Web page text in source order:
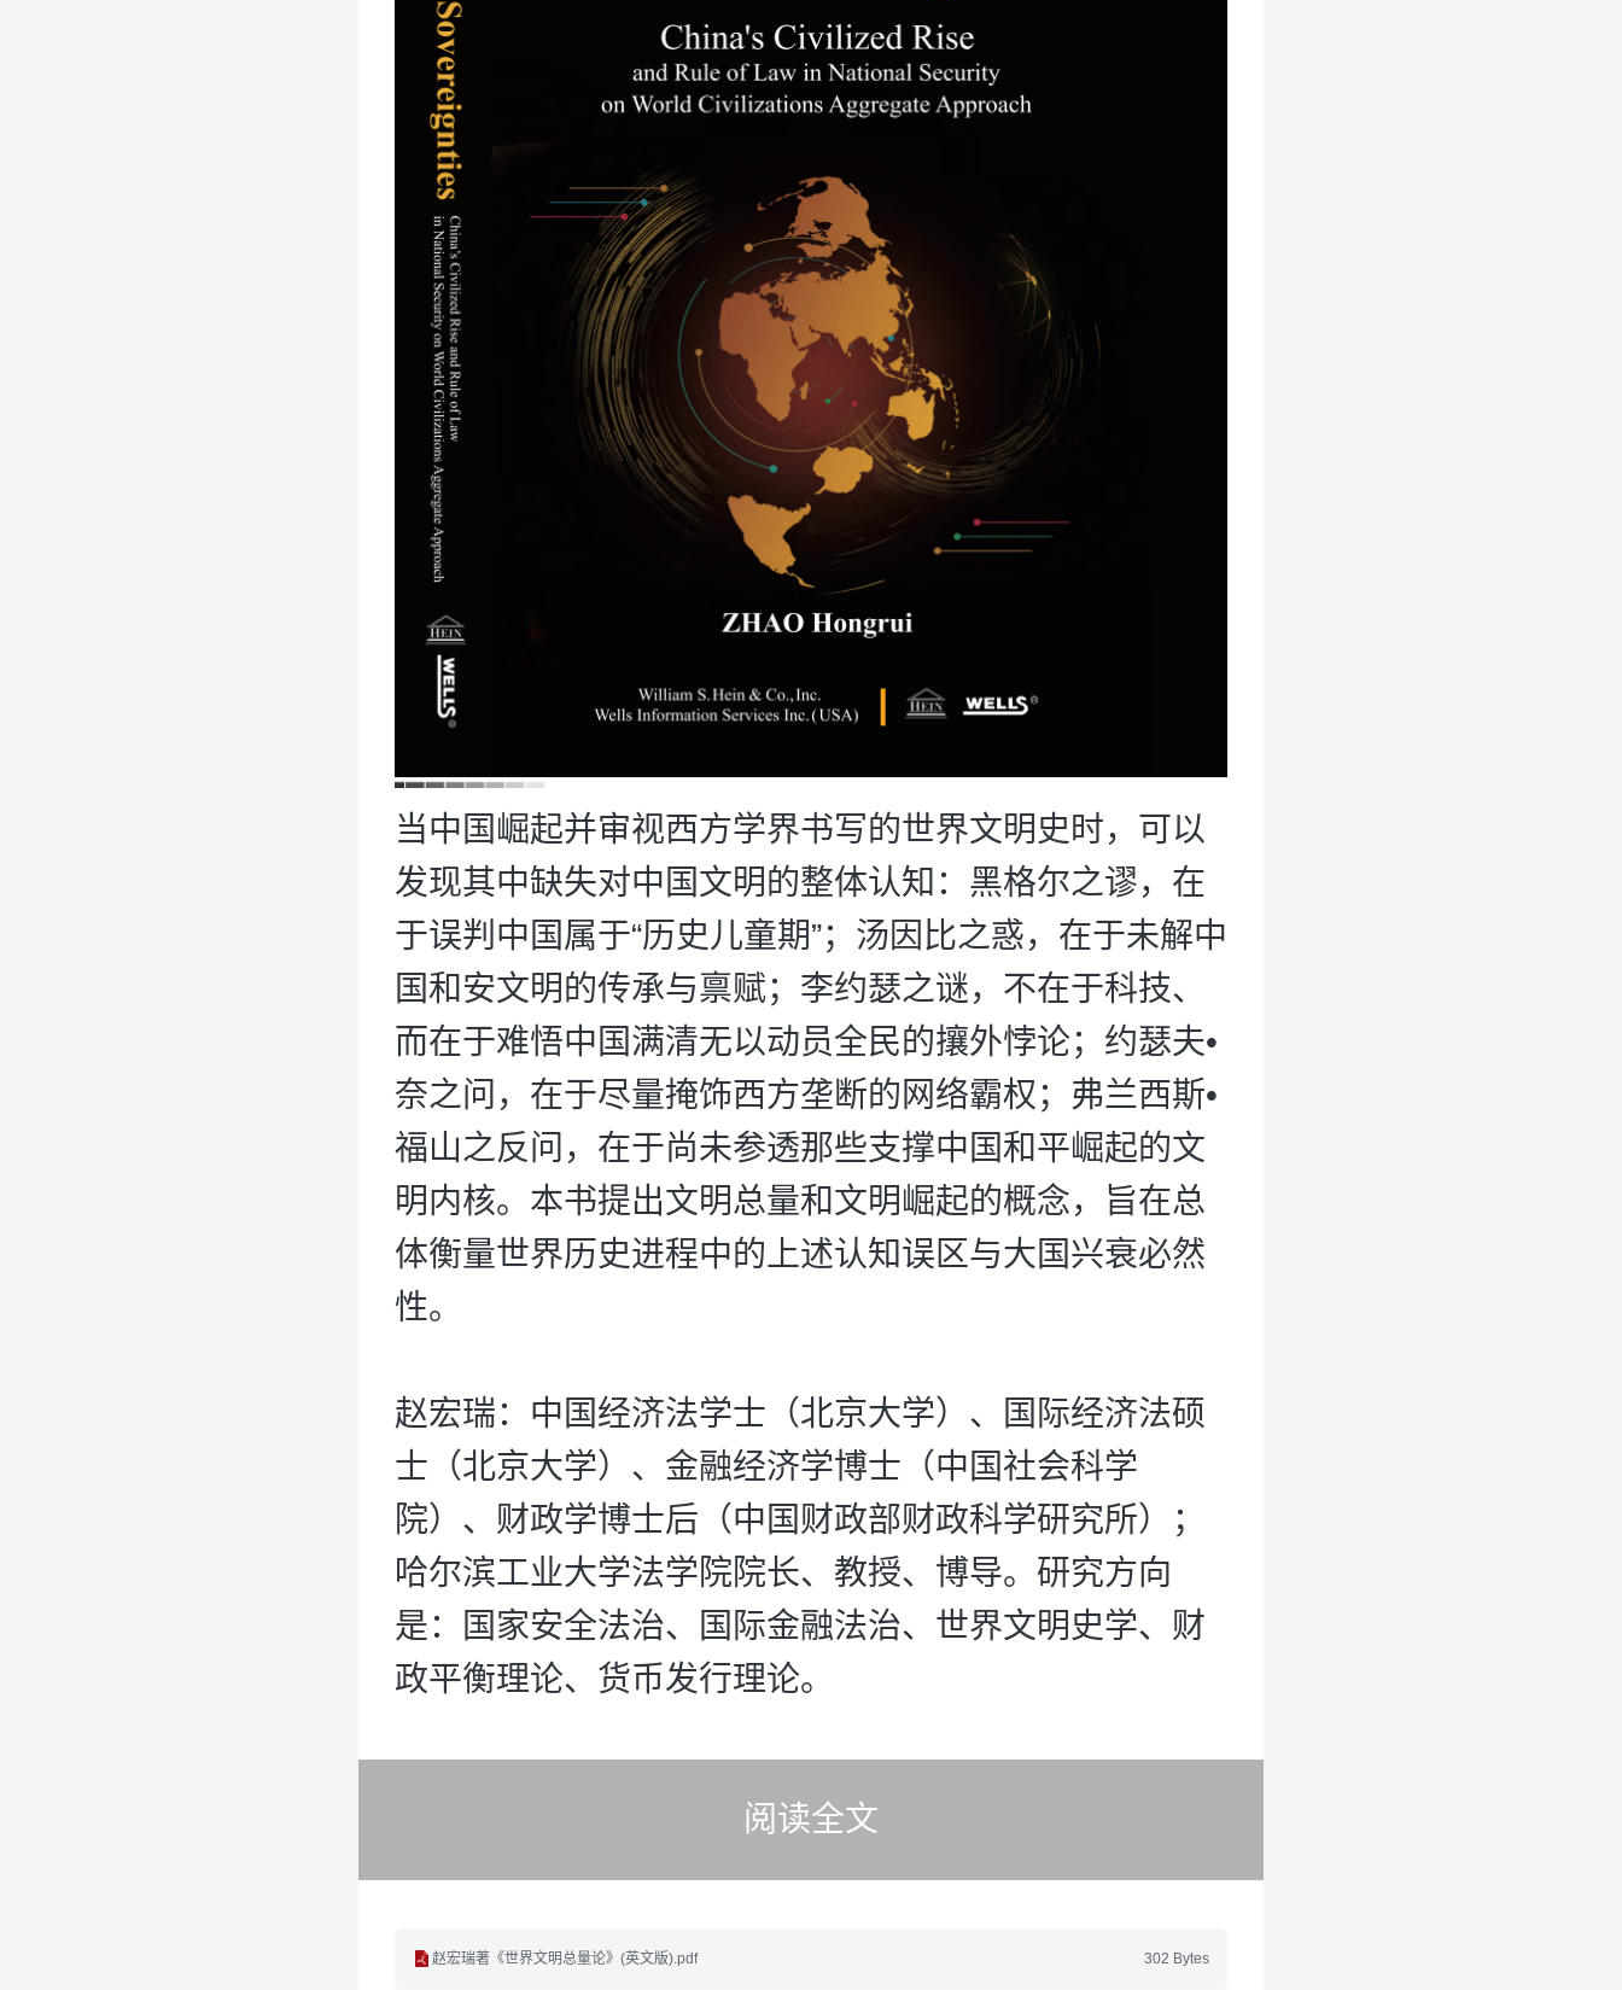
当中国崛起并审视西方学界书写的世界文明史时，可以
发现其中缺失对中国文明的整体认知：黑格尔之谬，在
于误判中国属于“历史儿童期”；汤因比之惑，在于未解中
国和安文明的传承与禀赋；李约瑟之谜，不在于科技、
而在于难悟中国满清无以动员全民的攘外悖论；约瑟夫•
奈之问，在于尽量掩饰西方垄断的网络霸权；弗兰西斯•
福山之反问，在于尚未参透那些支撑中国和平崛起的文
明内核。本书提出文明总量和文明崛起的概念，旨在总
体衡量世界历史进程中的上述认知误区与大国兴衰必然
性。
赵宏瑞：中国经济法学士（北京大学）、国际经济法硕
士（北京大学）、金融经济学博士（中国社会科学
院）、财政学博士后（中国财政部财政科学研究所）；
哈尔滨工业大学法学院院长、教授、博导。研究方向
是：国家安全法治、国际金融法治、世界文明史学、财
政平衡理论、货币发行理论。
阅读全文
302 Bytes
赵宏瑞著《世界文明总量论》(英文版).pdf